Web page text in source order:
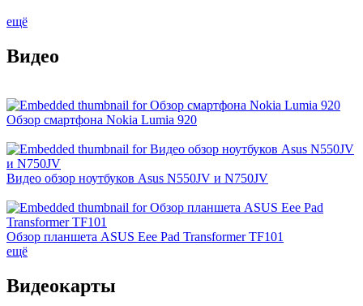
ещё
Видео
Обзор смартфона Nokia Lumia 920
Видео обзор ноутбуков Asus N550JV и N750JV
Обзор планшета ASUS Eee Pad Transformer TF101
ещё
Видеокарты